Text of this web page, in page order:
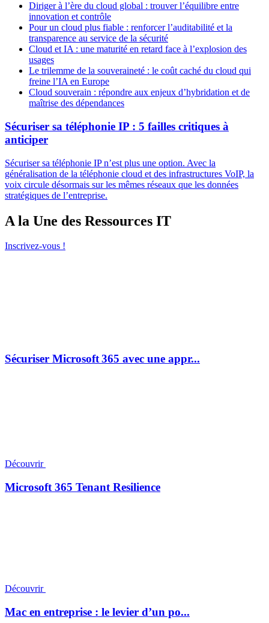
Diriger à l’ère du cloud global : trouver l’équilibre entre
innovation et contrôle
Pour un cloud plus fiable : renforcer l’auditabilité et la
transparence au service de la sécurité
Cloud et IA : une maturité en retard face à l’explosion des
usages
Le trilemme de la souveraineté : le coût caché du cloud qui
freine l’IA en Europe
Cloud souverain : répondre aux enjeux d’hybridation et de
maîtrise des dépendances
Sécuriser sa téléphonie IP : 5 failles critiques à
anticiper
Sécuriser sa téléphonie IP n’est plus une option. Avec la
généralisation de la téléphonie cloud et des infrastructures VoIP, la
voix circule désormais sur les mêmes réseaux que les données
stratégiques de l’entreprise.
A la Une des Ressources IT
Inscrivez-vous !
Sécuriser Microsoft 365 avec une appr...
Découvrir
Microsoft 365 Tenant Resilience
Découvrir
Mac en entreprise : le levier d’un po...